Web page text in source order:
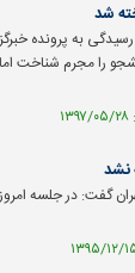
شد
به پرونده
را مجرم شناخت
نشد
گفت: در جلسه امروز